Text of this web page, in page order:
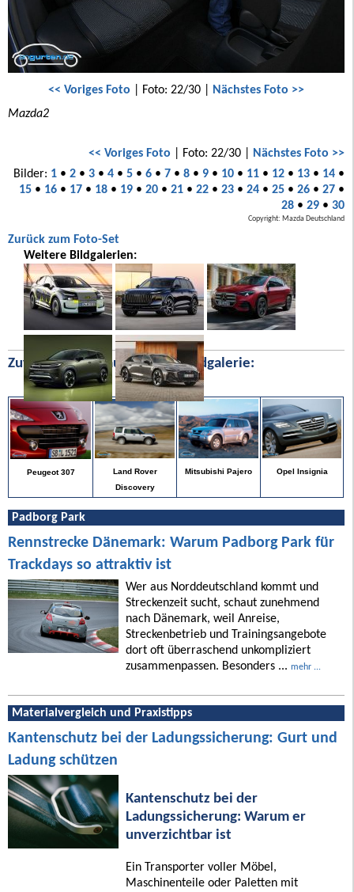
<< Voriges Foto | Foto: 22/30 | Nächstes Foto >>
Mazda2
<< Voriges Foto | Foto: 22/30 | Nächstes Foto >>
Bilder: 1• 2• 3• 4• 5• 6• 7• 8• 9• 10• 11• 12• 13• 14•
15• 16• 17• 18• 19• 20• 21• 22• 23• 24• 25• 26• 27•
28• 29• 30
Copyright: Mazda Deutschland
Zurück zum Foto-Set
Weitere Bildgalerien:
Zufällige Bilder aus unserer Bildgalerie:
Peugeot 307
Land Rover
Discovery
Mitsubishi Pajero Opel Insignia
Padborg Park
Rennstrecke Dänemark: Warum Padborg Park für
Trackdays so attraktiv ist
Wer aus Norddeutschland kommt und
Streckenzeit sucht, schaut zunehmend
nach Dänemark, weil Anreise,
Streckenbetrieb und Trainingsangebote
dort oft überraschend unkompliziert
zusammenpassen. Besonders ... mehr ...
Materialvergleich und Praxistipps
Kantenschutz bei der Ladungssicherung: Gurt und
Ladung schützen
Kantenschutz bei der
Ladungssicherung: Warum er
unverzichtbar ist
Ein Transporter voller Möbel,
Maschinenteile oder Paletten mit